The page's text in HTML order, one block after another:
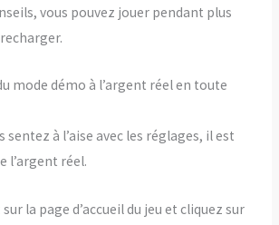
vous pouvez jouer pendant plus
mode démo à l’argent réel en toute
sentez à l’aise avec les réglages, il est
l’argent réel.
la page d’accueil du jeu et cliquez sur